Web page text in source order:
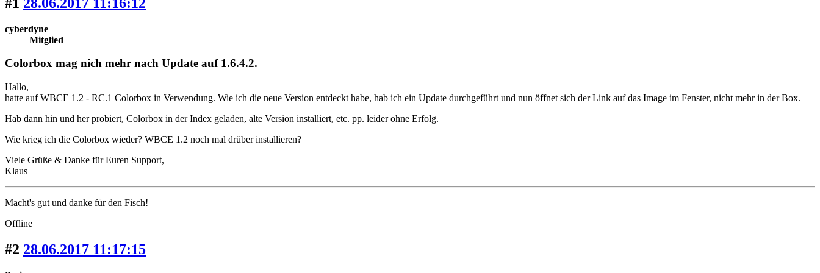
cyberdyne
Mitglied
Colorbox mag nich mehr nach Update auf 1.6.4.2.
Hallo,
hatte auf WBCE 1.2 - RC.1 Colorbox in Verwendung. Wie ich die neue Version entdeckt habe, hab ich ein Update durchgeführt und nun öffnet sich der Link auf das Image im Fenster, nicht mehr in der Box.
Hab dann hin und her probiert, Colorbox in der Index geladen, alte Version installiert, etc. pp. leider ohne Erfolg.
Wie krieg ich die Colorbox wieder? WBCE 1.2 noch mal drüber installieren?
Viele Grüße & Danke für Euren Support,
Klaus
Macht's gut und danke für den Fisch!
Offline
#2 28.06.2017 11:17:15